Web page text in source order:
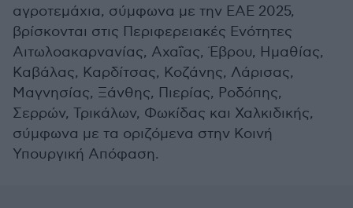
αγροτεμάχια, σύμφωνα με την ΕΑΕ 2025,
βρίσκονται στις Περιφερειακές Ενότητες
Αιτωλοακαρνανίας, Αχαΐας, Έβρου, Ημαθίας,
Καβάλας, Καρδίτσας, Κοζάνης, Λάρισας,
Μαγνησίας, Ξάνθης, Πιερίας, Ροδόπης,
Σερρών, Τρικάλων, Φωκίδας και Χαλκιδικής,
σύμφωνα με τα οριζόμενα στην Κοινή
Υπουργική Απόφαση.